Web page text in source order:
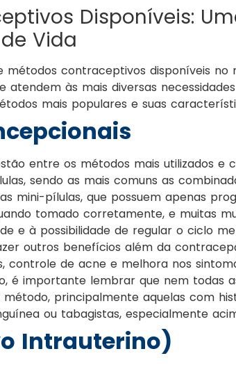
Disponíveis:
Vida
métodos contraceptivos disponíveis no
atendem às mais diversas
mais populares e suas
entre os métodos mais utilizados e
sendo as mais comuns as
mini-pílulas, que possuem apenas
tomado corretamente, e muitas
e à possibilidade de regular o ciclo
outros benefícios além da
controle de acne e melhora nos
é importante lembrar que nem todas
principalmente aquelas com
ou tabagistas, especialmente
Intrauterino)